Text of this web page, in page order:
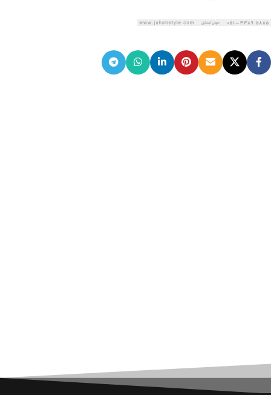
امکان پرداخت اقساطی
خرید اقساطی با شرایط آسان و بدون ضامن امکان‌پذیر
است.